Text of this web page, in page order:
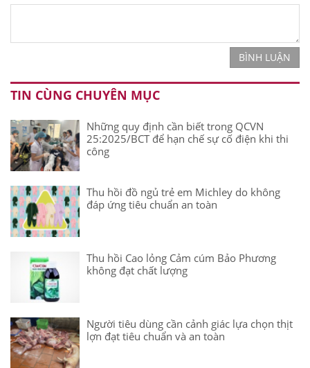
BÌNH LUẬN
TIN CÙNG CHUYÊN MỤC
Những quy định cần biết trong QCVN
25:2025/BCT để hạn chế sự cố điện khi thi
công
Thu hồi đồ ngủ trẻ em Michley do không
đáp ứng tiêu chuẩn an toàn
Thu hồi Cao lỏng Cảm cúm Bảo Phương
không đạt chất lượng
Người tiêu dùng cần cảnh giác lựa chọn thịt
lợn đạt tiêu chuẩn và an toàn